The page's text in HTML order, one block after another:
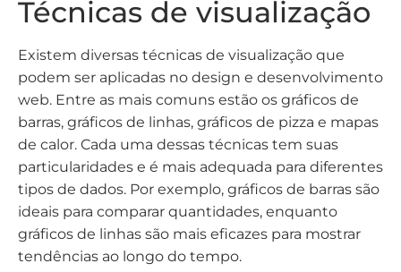
Técnicas de visualização
Existem diversas técnicas de visualização que
podem ser aplicadas no design e desenvolvimento
web. Entre as mais comuns estão os gráficos de
barras, gráficos de linhas, gráficos de pizza e mapas
de calor. Cada uma dessas técnicas tem suas
particularidades e é mais adequada para diferentes
tipos de dados. Por exemplo, gráficos de barras são
ideais para comparar quantidades, enquanto
gráficos de linhas são mais eficazes para mostrar
tendências ao longo do tempo.